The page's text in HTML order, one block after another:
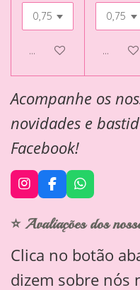
Adicionar ao carrinho
Acompanhe os
novidades e
Facebook!
I
n
t
g
r
a
F
a
c
e
o
o
k
W
h
t
A
p
p
⭐ Avaliações dos
Clica no botão
dizem sobre nós